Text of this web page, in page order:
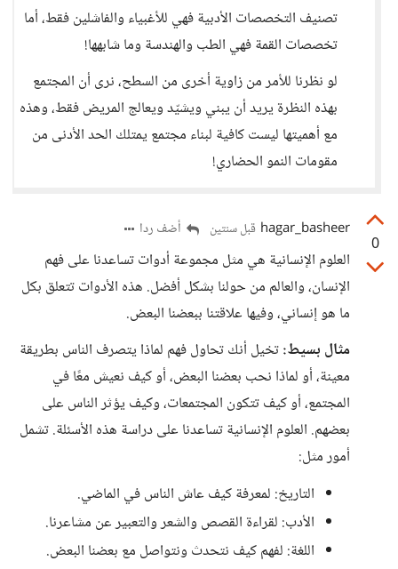
تصنيف التخصصات الأدبية فهي للأغبياء والفاشلين فقط، أما
تخصصات القمة فهي الطب والهندسة وما شابهها!
لو نظرنا للأمر من زاوية أخرى من السطح، نرى أن المجتمع
بهذه النظرة يريد أن يبني ويشيّد ويعالج المريض فقط، وهذه
مع أهميتها ليست كافية لبناء مجتمع يمتلك الحد الأدنى من
مقومات النمو الحضاري!
0
hagar_basheer قبل سنتين أضف ردا
العلوم الإنسانية هي مثل مجموعة أدوات تساعدنا على فهم
الإنسان، والعالم من حولنا بشكل أفضل. هذه الأدوات تتعلق بكل
ما هو إنساني، وفيها علاقتنا ببعضنا البعض.
مثال بسيط:تخيل أنك تحاول فهم لماذا يتصرف الناس بطريقة
معينة، أو لماذا نحب بعضنا البعض، أو كيف نعيش معًا في
المجتمع، أو كيف تتكون المجتمعات، وكيف يؤثر الناس على
بعضهم. العلوم الإنسانية تساعدنا على دراسة هذه الأسئلة. تشمل
أمور مثل:
التاريخ: لمعرفة كيف عاش الناس في الماضي.
الأدب: لقراءة القصص والشعر والتعبير عن مشاعرنا.
اللغة: لفهم كيف نتحدث ونتواصل مع بعضنا البعض.